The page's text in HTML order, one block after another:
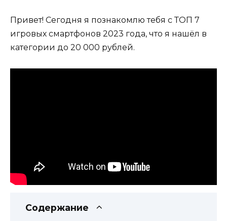
Привет! Сегодня я познакомлю тебя с ТОП 7
игровых смартфонов 2023 года, что я нашёл в
категории до 20 000 рублей.
Содержание